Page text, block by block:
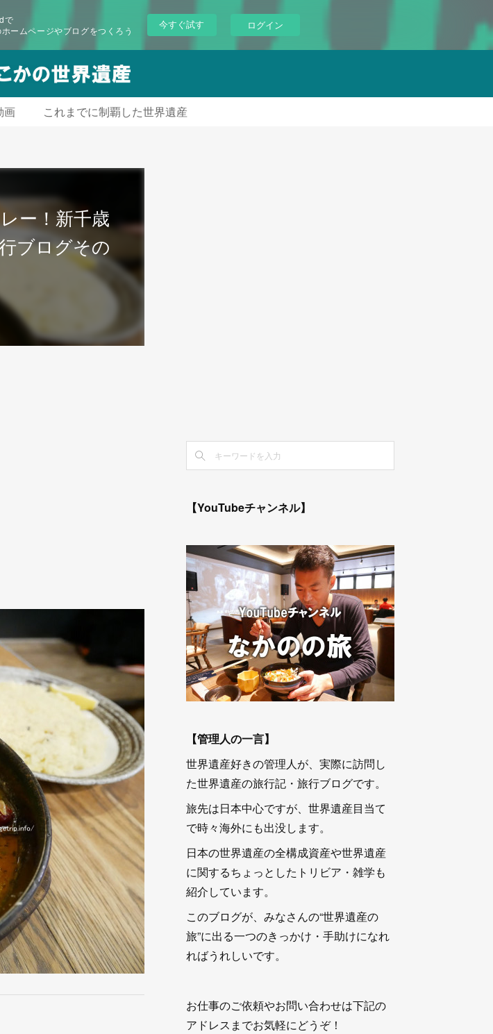
で
ームページやブログをつくろう
今すぐ試す ログイン
画 これまでに制覇した世界遺産
ー！新千歳
ブログその
【YouTubeチャンネル】
【管理人の一言】
世界遺産好きの管理人が、実際に訪問し
た世界遺産の旅行記・旅行ブログです。
旅先は日本中心ですが、世界遺産目当て
で時々海外にも出没します。
日本の世界遺産の全構成資産や世界遺産
に関するちょっとしたトリビア・雑学も
紹介しています。
このブログが、みなさんの“世界遺産の
旅”に出る一つのきっかけ・手助けになれ
ればうれしいです。
お仕事のご依頼やお問い合わせは下記の
アドレスまでお気軽にどうぞ！